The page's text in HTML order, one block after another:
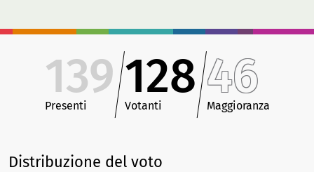
139
Presenti
128
Votanti
46
Maggioranza
Distribuzione del voto